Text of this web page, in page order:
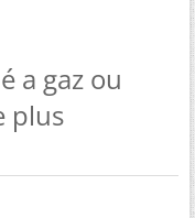
a gaz ou
plus